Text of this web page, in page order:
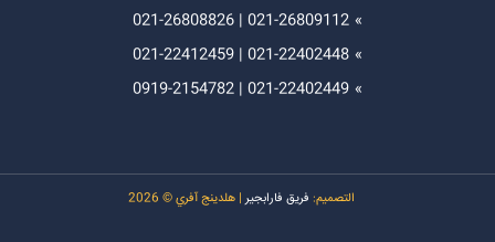
021-26809112
|
021-26808826
021-22402448
|
021-22412459
021-22402449
|
0919-2154782
التصميم:فريق فارابجير| هلدينج آفري © 2026